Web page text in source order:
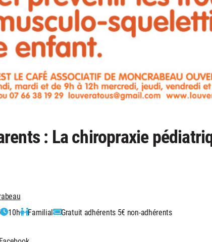
: La chiropraxie
10h Familial Gratuit adhérents 5€ non-adhérents